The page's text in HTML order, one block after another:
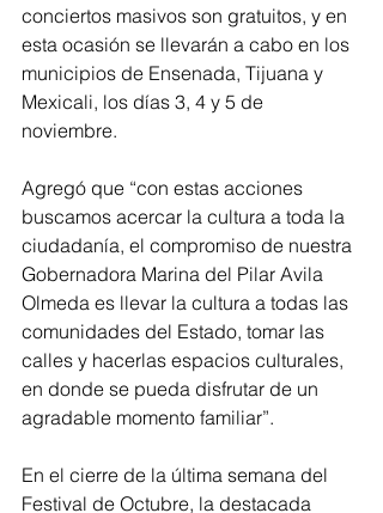
conciertos masivos son gratuitos, y en
esta ocasión se llevarán a cabo en los
municipios de Ensenada, Tijuana y
Mexicali, los días 3, 4 y 5 de
noviembre.
Agregó que “con estas acciones
buscamos acercar la cultura a toda la
ciudadanía, el compromiso de nuestra
Gobernadora Marina del Pilar Avila
Olmeda es llevar la cultura a todas las
comunidades del Estado, tomar las
calles y hacerlas espacios culturales,
en donde se pueda disfrutar de un
agradable momento familiar”.
En el cierre de la última semana del
Festival de Octubre, la destacada